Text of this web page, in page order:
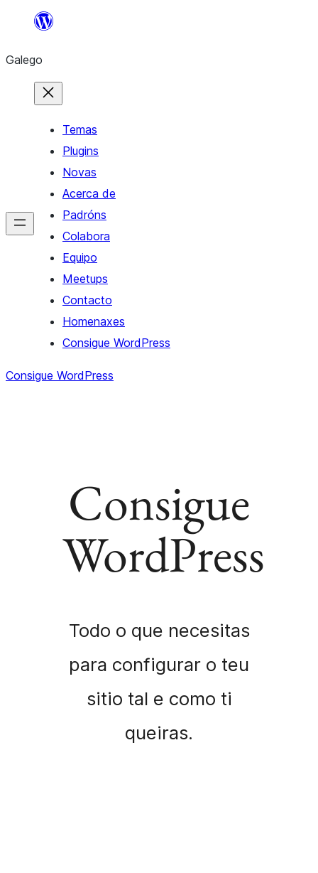
Saltar
contido
Galego
Temas
Plugins
Novas
Acerca de
Padróns
Colabora
Equipo
Meetups
Contacto
Homenaxes
Consigue WordPress
Consigue WordPress
Consigue
WordPress
Todo o que necesitas
para configurar o teu
sitio tal e como ti
queiras.